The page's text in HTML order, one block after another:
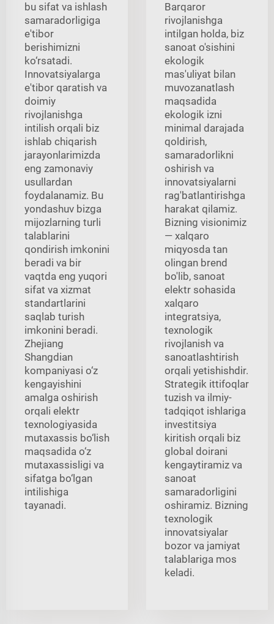
bu sifat va ishlash
samaradorligiga
e'tibor
berishimizni
ko‘rsatadi.
Innovatsiyalarga
e'tibor qaratish va
doimiy
rivojlanishga
intilish orqali biz
ishlab chiqarish
jarayonlarimizda
eng zamonaviy
usullardan
foydalanamiz. Bu
yondashuv bizga
mijozlarning turli
talablarini
qondirish imkonini
beradi va bir
vaqtda eng yuqori
sifat va xizmat
standartlarini
saqlab turish
imkonini beradi.
Zhejiang
Shangdian
kompaniyasi o‘z
kengayishini
amalga oshirish
orqali elektr
texnologiyasida
mutaxassis bo‘lish
maqsadida o‘z
mutaxassisligi va
sifatga bo‘lgan
intilishiga
tayanadi.
Barqaror
rivojlanishga
intilgan holda, biz
sanoat o'sishini
ekologik
mas'uliyat bilan
muvozanatlash
maqsadida
ekologik izni
minimal darajada
qoldirish,
samaradorlikni
oshirish va
innovatsiyalarni
rag'batlantirishga
harakat qilamiz.
Bizning visionimiz
— xalqaro
miqyosda tan
olingan brend
bo'lib, sanoat
elektr sohasida
xalqaro
integratsiya,
texnologik
rivojlanish va
sanoatlashtirish
orqali yetishishdir.
Strategik ittifoqlar
tuzish va ilmiy-
tadqiqot ishlariga
investitsiya
kiritish orqali biz
global doirani
kengaytiramiz va
sanoat
samaradorligini
oshiramiz. Bizning
texnologik
innovatsiyalar
bozor va jamiyat
talablariga mos
keladi.